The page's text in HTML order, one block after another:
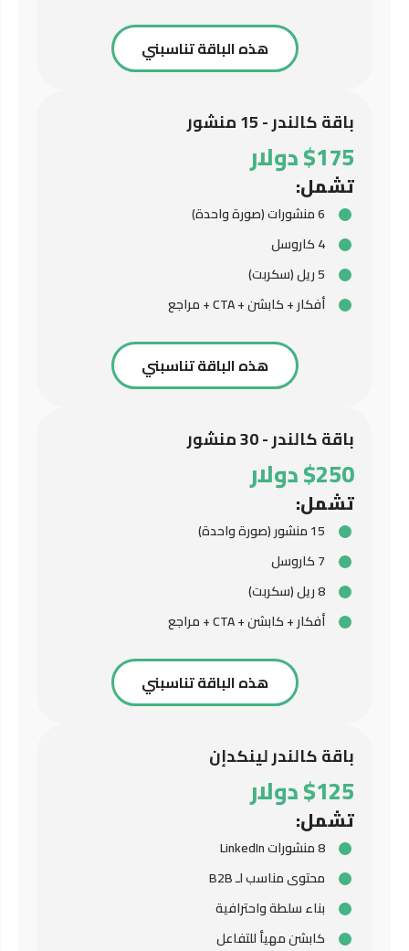
هذه الباقة تناسبني
باقة كالندر - 15 منشور
$175 دولار
تشمل:
6 منشورات (صورة واحدة)
4 كاروسل
5 ريل (سكربت)
أفكار + كابشن + CTA + مراجع
هذه الباقة تناسبني
باقة كالندر - 30 منشور
$250 دولار
تشمل:
15 منشور (صورة واحدة)
7 كاروسل
8 ريل (سكربت)
أفكار + كابشن + CTA + مراجع
هذه الباقة تناسبني
باقة كالندر لينكدإن
$125 دولار
تشمل:
8 منشورات LinkedIn
محتوى مناسب لـ B2B
بناء سلطة واحترافية
كابشن مهيأ للتفاعل